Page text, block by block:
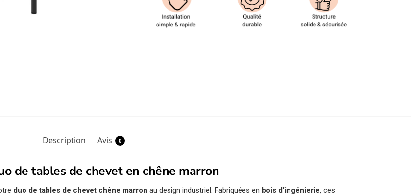
Description Avis 0
de tables de chevet en chêne marron
duo de tables de chevet chêne marron au design industriel. Fabriquées en bois d’ingénierie, ces